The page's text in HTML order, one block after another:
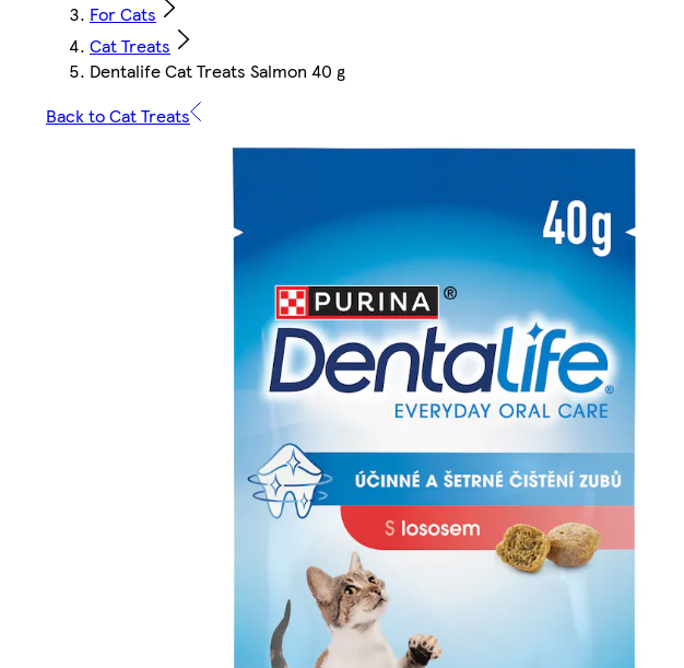
For Cats
Cat Treats
Dentalife Cat Treats Salmon 40 g
Back to Cat Treats